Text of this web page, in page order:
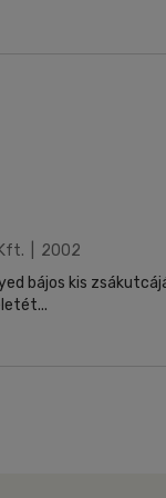
Kft. | 2002
bájos kis